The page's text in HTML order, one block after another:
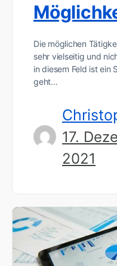
Die möglichen
sehr vielseitig und
in diesem Feld ist ein
geht…
17.
2021